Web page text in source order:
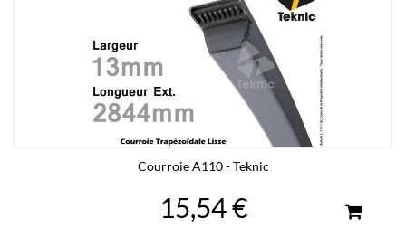
Courroie A110 - Teknic
15,54 €